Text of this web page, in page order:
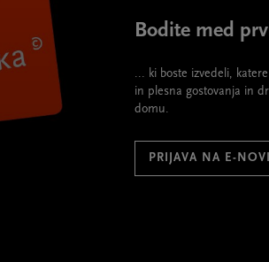
Bodite med
... ki boste izvedeli,
in plesna gostovanja in
domu.
PRIJAVA NA E-